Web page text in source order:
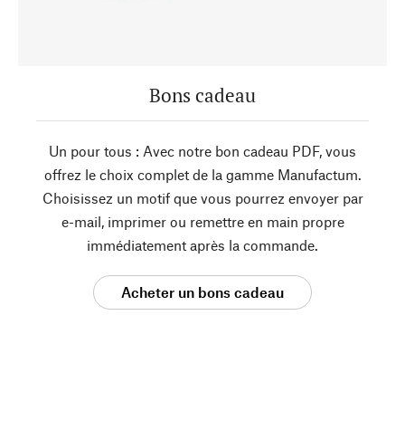
Bons cadeau
Un pour tous : Avec notre bon cadeau PDF, vous
offrez le choix complet de la gamme Manufactum.
Choisissez un motif que vous pourrez envoyer par
e-mail, imprimer ou remettre en main propre
immédiatement après la commande.
Acheter un bons cadeau